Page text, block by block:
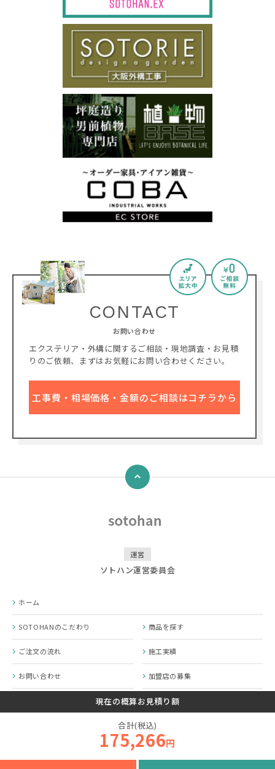
現在の概算お見積り額
合計(税込)
175,266円
CONTACT
お問い合わせ
エクステリア・外構に関するご相談・現地調査・お見積
りのご依頼、
まずはお気軽にお問い合わせください。
工事費・相場価格・金額のご相談はコチラから
↑
運営
ソトハン運営委員会
ホーム
SOTOHANのこだわり 商品を探す
ご注文の流れ 施工実績
お問い合わせ 加盟店の募集
プライバシーポリシー